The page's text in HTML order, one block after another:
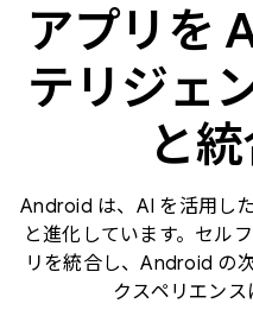
アプリを
テリジェ
と
Android は、AI を活用し
と進化しています。セル
リを統合し、Android の
クスペリエンス